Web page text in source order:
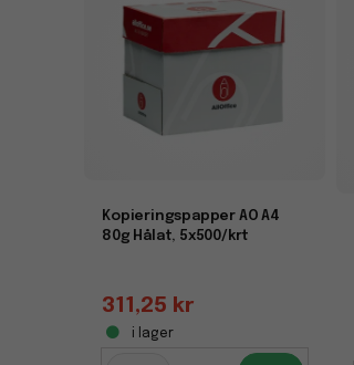
Kopieringspapper AO A4
80g Hålat, 5x500/krt
311,25 kr
i lager